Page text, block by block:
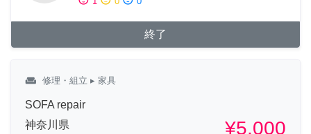
終了
weekend 修理・組立 ▸ 家具
SOFA repair
神奈川県
¥5,000